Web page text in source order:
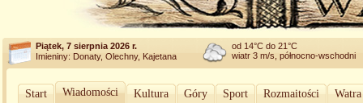
Piątek, 7 sierpnia 2026 r.
Imieniny: Donaty, Olechny, Kajetana
od 14°C do 21°C
wiatr 3 m/s, północno-wschodni
Start Wiadomości Kultura Góry Sport Rozmaitości